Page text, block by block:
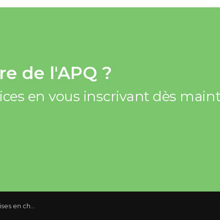
de l'APQ ?
en vous inscrivant dès
au Canada en février